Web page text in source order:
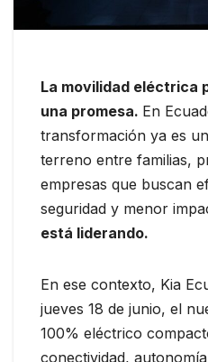
La movilidad eléctrica
una promesa. En
transformación ya es
terreno entre familias,
empresas que buscan
seguridad y menor
está liderando.
En ese contexto, Kia
jueves 18 de junio, el
100% eléctrico
conectividad,